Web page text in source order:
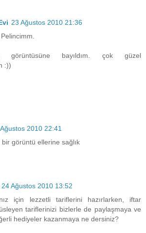
23 Ağustos 2010 21:36
görüntüsüne bayıldım. çok güzel
:))
2010 22:41
bir görüntü ellerine sağlık
24 Ağustos 2010 13:52
için lezzetli tariflerini hazırlarken, iftar
tariflerinizi bizlerle de paylaşmaya ve
hediyeler kazanmaya ne dersiniz?